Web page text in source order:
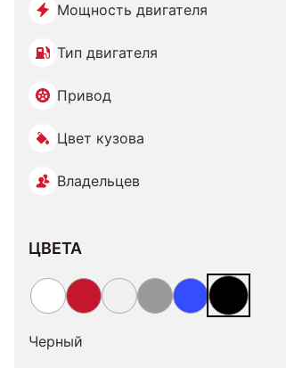
Мощность двигателя
Тип двигателя
Привод
Цвет кузова
Владельцев
ЦВЕТА
Черный